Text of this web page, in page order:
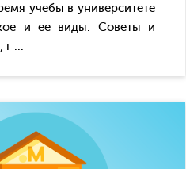
учебы в университете
и ее виды. Советы и
г ...